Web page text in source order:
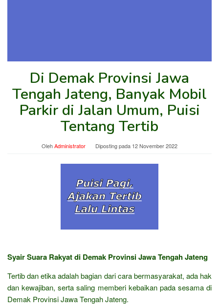
Di Demak Provinsi Jawa
Tengah Jateng, Banyak Mobil
Parkir di Jalan Umum, Puisi
Tentang Tertib
OlehAdministrator Diposting pada 12 November 2022
Syair Suara Rakyat di Demak Provinsi Jawa Tengah Jateng
Tertib dan etika adalah bagian dari cara bermasyarakat, ada hak
dan kewajiban, serta saling memberi kebaikan pada sesama di
Demak Provinsi Jawa Tengah Jateng.